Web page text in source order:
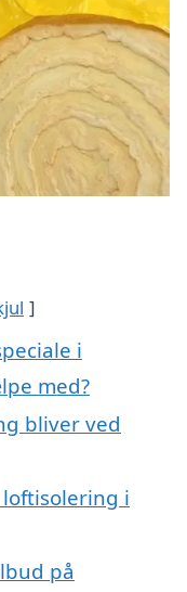
i
med?
bliver ved
i
på